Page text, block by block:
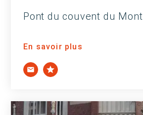
Pont du couvent du
En savoir plus